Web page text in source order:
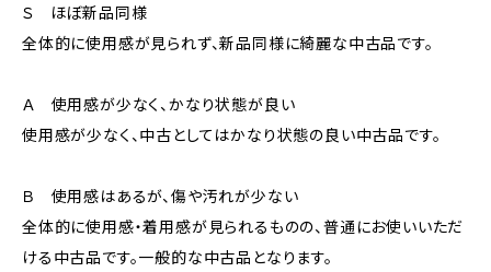
Ｓ ほぼ新品同様
全体的に使用感が見られず、新品同様に綺麗な中古品です。
Ａ 使用感が少なく、かなり状態が良い
使用感が少なく、中古としてはかなり状態の良い中古品です。
Ｂ 使用感はあるが、傷や汚れが少ない
全体的に使用感・着用感が見られるものの、普通にお使いいただ
ける中古品です。一般的な中古品となります。